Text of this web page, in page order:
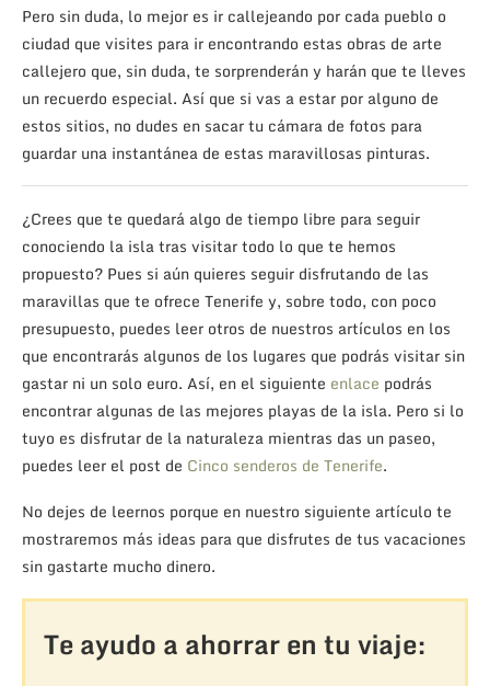
Pero sin duda, lo mejor es ir callejeando por cada pueblo o
ciudad que visites para ir encontrando estas obras de arte
callejero que, sin duda, te sorprenderán y harán que te lleves
un recuerdo especial. Así que si vas a estar por alguno de
estos sitios, no dudes en sacar tu cámara de fotos para
guardar una instantánea de estas maravillosas pinturas.
¿Crees que te quedará algo de tiempo libre para seguir
conociendo la isla tras visitar todo lo que te hemos
propuesto? Pues si aún quieres seguir disfrutando de las
maravillas que te ofrece Tenerife y, sobre todo, con poco
presupuesto, puedes leer otros de nuestros artículos en los
que encontrarás algunos de los lugares que podrás visitar sin
gastar ni un solo euro. Así, en el siguiente enlace podrás
encontrar algunas de las mejores playas de la isla. Pero si lo
tuyo es disfrutar de la naturaleza mientras das un paseo,
puedes leer el post de Cinco senderos de Tenerife.
No dejes de leernos porque en nuestro siguiente artículo te
mostraremos más ideas para que disfrutes de tus vacaciones
sin gastarte mucho dinero.
Te ayudo a ahorrar en tu viaje: